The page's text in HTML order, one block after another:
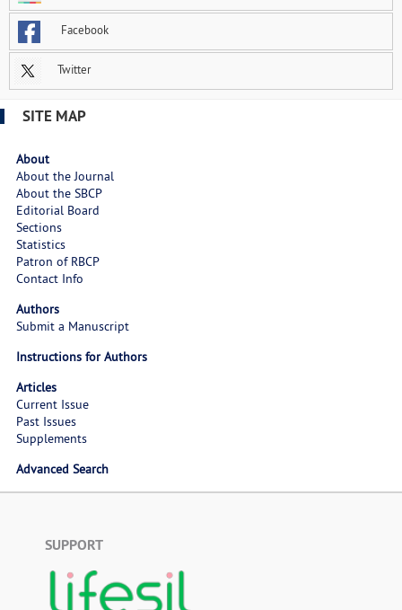
Facebook
Twitter
SITE MAP
About
About the Journal
About the SBCP
Editorial Board
Sections
Statistics
Patron of RBCP
Contact Info
Authors
Submit a Manuscript
Instructions for Authors
Articles
Current Issue
Past Issues
Supplements
Advanced Search
SUPPORT